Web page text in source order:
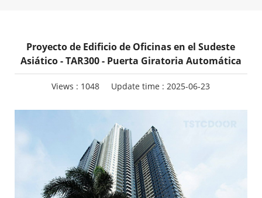
Proyecto de Edificio de Oficinas en el Sudeste
Asiático - TAR300 - Puerta Giratoria Automática
Views : 1048 Update time : 2025-06-23